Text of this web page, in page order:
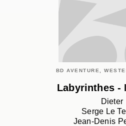
BD AVENTURE,
Labyrinthes -
Dieter
Serge Le
Jean-Denis